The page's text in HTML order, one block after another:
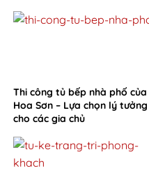
Thi công tủ bếp nhà phố của
Hoa Sơn – Lựa chọn lý tưởng
cho các gia chủ